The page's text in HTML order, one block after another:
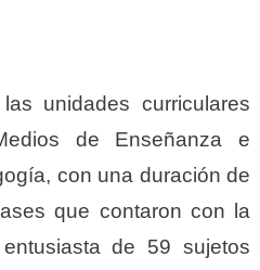
unidades curriculares
de Enseñanza e
con una duración de
que contaron con la
de 59 sujetos